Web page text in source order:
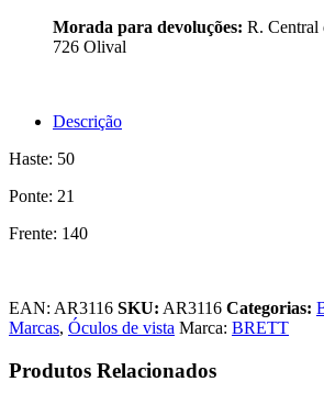
Morada para devoluções: R. Central
726 Olival
Descrição
Haste: 50
Ponte: 21
Frente: 140
EAN: AR3116 SKU: AR3116 Categorias:
Marcas, Óculos de vista Marca: BRETT
Produtos Relacionados